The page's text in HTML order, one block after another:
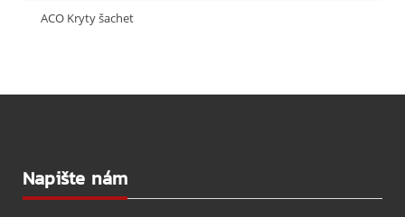
ACO Kryty šachet
Napište nám